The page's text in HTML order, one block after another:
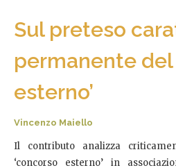
Sul preteso
permanente del
esterno’
Vincenzo Maiello
Il contributo analizza
‘concorso esterno’ in